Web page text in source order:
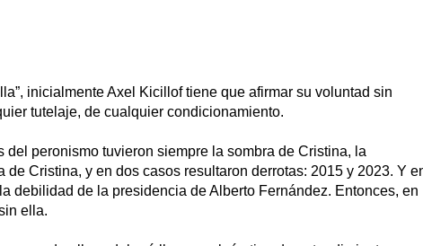
inicialmente Axel Kicillof tiene que afirmar su voluntad sin
tutelaje, de cualquier condicionamiento.
peronismo tuvieron siempre la sombra de Cristina, la
Cristina, y en dos casos resultaron derrotas: 2015 y 2023. Y
debilidad de la presidencia de Alberto Fernández. Entonces, en
ella.